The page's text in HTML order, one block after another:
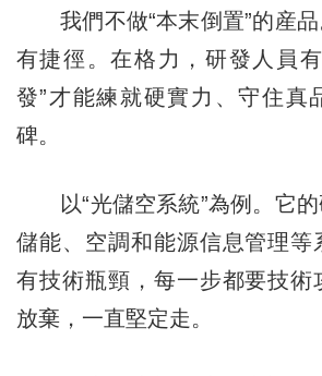
我們不做“本末倒置”的産品
有捷徑。在格力，研發人員
發”才能練就硬實力、守住真
碑。
以“光儲空系統”為例。它的
儲能、空調和能源信息管理等
有技術瓶頸，每一步都要技術
放棄，一直堅定走。